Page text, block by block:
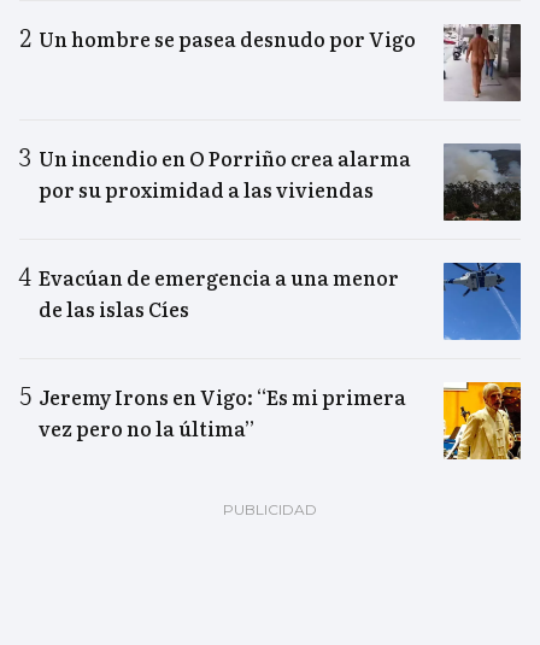
Un hombre se pasea desnudo por Vigo
Un incendio en O Porriño crea alarma
por su proximidad a las viviendas
Evacúan de emergencia a una menor
de las islas Cíes
Jeremy Irons en Vigo: “Es mi primera
vez pero no la última”